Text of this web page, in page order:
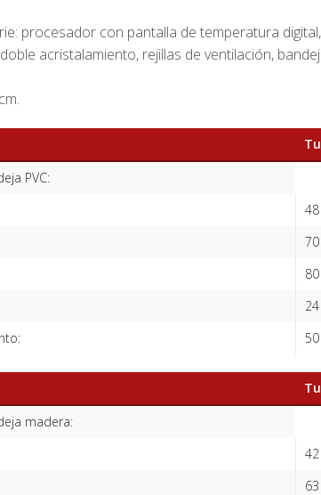
procesador con pantalla de temperatura
acristalamiento, rejillas de ventilación,
PVC:
madera: